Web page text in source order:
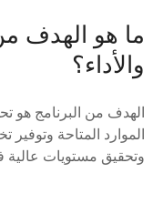
ما هو الهدف من
والأداء؟
الهدف من البرنامج
الموارد المتاحة
وتحقيق مستويات عالية